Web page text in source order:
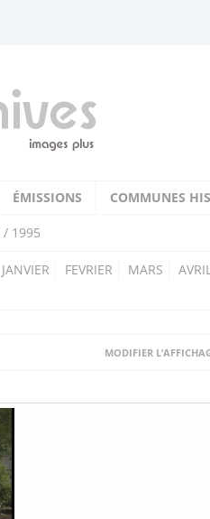
ÉMISSIONS COMMUNES
/ 1995
JANVIER FEVRIER MARS
MODIFIER